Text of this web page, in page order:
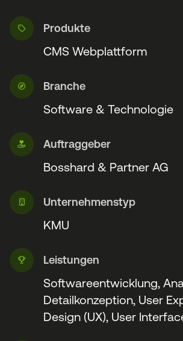
Produkte
CMS Webplattform
Branche
Software & Technologie
Auftraggeber
Bosshard & Partner AG
Unternehmenstyp
KMU
Leistungen
Softwareentwicklung,
Detailkonzeption, User
Design (UX), User